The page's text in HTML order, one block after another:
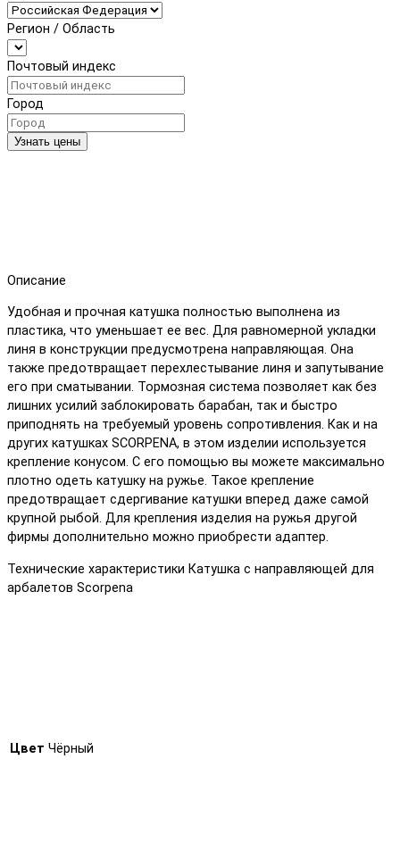
Регион / Область
Почтовый индекс
Город
Узнать цены
Описание
Удобная и прочная катушка полностью выполнена из
пластика, что уменьшает ее вес. Для равномерной укладки
линя в конструкции предусмотрена направляющая. Она
также предотвращает перехлестывание линя и запутывание
его при сматывании. Тормозная система позволяет как без
лишних усилий заблокировать барабан, так и быстро
приподнять на требуемый уровень сопротивления. Как и на
других катушках SCORPENA, в этом изделии используется
крепление конусом. С его помощью вы можете максимально
плотно одеть катушку на ружье. Такое крепление
предотвращает сдергивание катушки вперед даже самой
крупной рыбой. Для крепления изделия на ружья другой
фирмы дополнительно можно приобрести адаптер.
Технические характеристики Катушка с направляющей для
арбалетов Scorpena
Цвет Чёрный